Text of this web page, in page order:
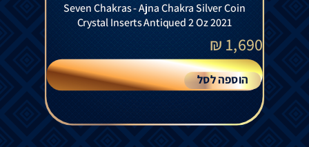
Seven Chakras - Ajna Chakra Silver Coin
Crystal Inserts Antiqued 2 Oz 2021
1,690
₪
הוספה לסל